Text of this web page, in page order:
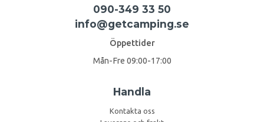
090-349 33 50
info@getcamping.se
Öppettider
Mån-Fre 09:00-17:00
Handla
Kontakta oss